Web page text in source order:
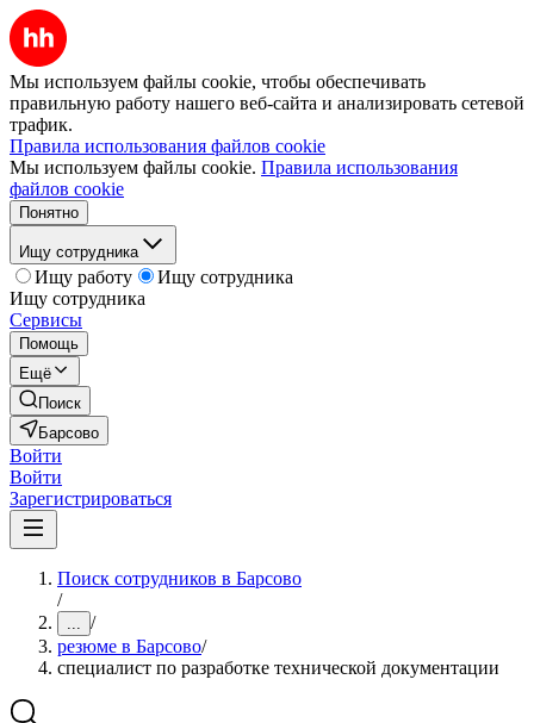
Мы используем файлы cookie, чтобы обеспечивать
правильную работу нашего веб-сайта и анализировать сетевой
трафик.
Правила использования файлов cookie
Мы используем файлы cookie. Правила использования
файлов cookie
Понятно
Ищу сотрудника
Ищу работу
Ищу сотрудника
Ищу сотрудника
Сервисы
Помощь
Ещё
Поиск
Барсово
Войти
Войти
Зарегистрироваться
Поиск сотрудников в Барсово
/
... /
резюме в Барсово/
специалист по разработке технической документации